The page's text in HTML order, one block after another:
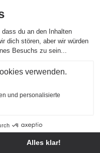
5 x 7 cm et 7 x 10 cm. Les
semi-rigide ou souple
cuir synthétique. Leur reliure
Le système d’attache se
un cordon.
20 et 40 grammes
30 à 80, souvent en papier
: zinc, aluminium, acier